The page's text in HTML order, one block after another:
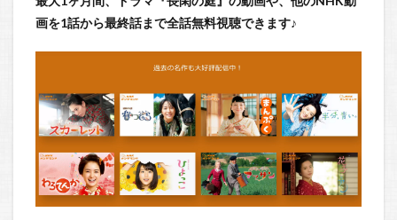
画を1話から最終話まで全話無料視聴できます♪